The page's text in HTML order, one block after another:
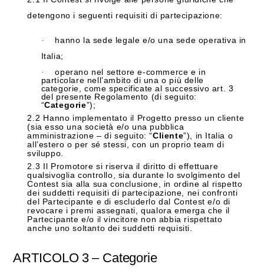
detengono i seguenti requisiti di partecipazione:
·
hanno la sede legale e/o una sede operativa in
Italia;
·
operano nel settore e-commerce e in
particolare nell’ambito di una o più delle
categorie, come specificate al successivo art. 3
del presente Regolamento (di seguito:
“Categorie”);
2.2 Hanno implementato il Progetto presso un cliente
(sia esso una società e/o una pubblica
amministrazione – di seguito: “Cliente”), in Italia o
all’estero o per sé stessi, con un proprio team di
sviluppo.
2.3 Il Promotore si riserva il diritto di effettuare
qualsivoglia controllo, sia durante lo svolgimento del
Contest sia alla sua conclusione, in ordine al rispetto
dei suddetti requisiti di partecipazione, nei confronti
del Partecipante e di escluderlo dal Contest e/o di
revocare i premi assegnati, qualora emerga che il
Partecipante e/o il vincitore non abbia rispettato
anche uno soltanto dei suddetti requisiti.
ARTICOLO 3 – Categorie